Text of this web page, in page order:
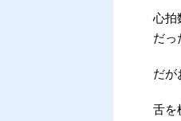
心拍
だっ
だが
舌を